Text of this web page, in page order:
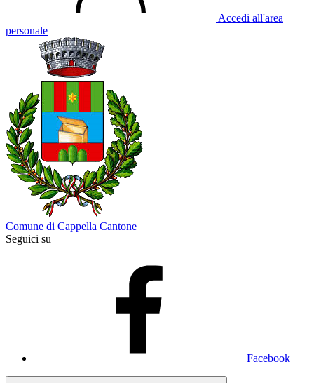
Accedi all'area
personale
Comune di Cappella Cantone
Seguici su
Facebook